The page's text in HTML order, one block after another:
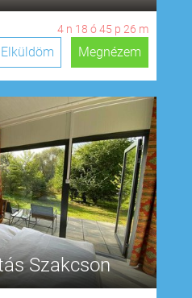
4 n 18 ó45 p 25 m
Megnézem
Elküldöm
Szakcson